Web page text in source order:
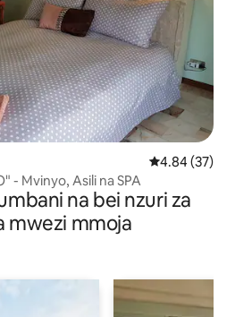
Ukadiriaji wa
4.84 (37)
- Mvinyo, Asili na SPA
na bei nzuri za
mwezi mmoja